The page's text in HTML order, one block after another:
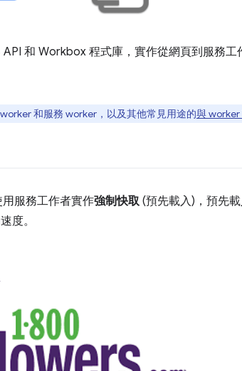
和 Workbox 程式庫，實作從網頁到服務工
和服務 worker，以及其他常見用途的與
用服務工作者實作強制快取(預先載入)，預先
度。